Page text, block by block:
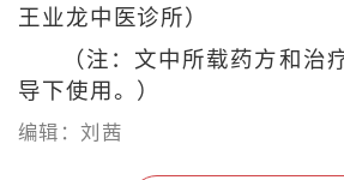
王业龙中医诊所）
（注：文中所载药方和治
导下使用。）
编辑：刘茜